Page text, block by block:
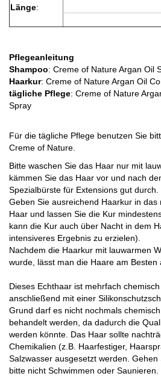
Länge:
Pflegeanleitung
Shampoo: Creme of Nature Argan Oil
Haarkur: Creme of Nature Argan Oil
tägliche Pflege: Creme of Nature
Spray
Für die tägliche Pflege benutzen Sie
Creme of Nature.
Bitte waschen Sie das Haar nur mit
kämmen Sie das Haar vor und nach
Spezialbürste für Extensions gut durch.
Geben Sie ausreichend Haarkur in
Haar und lassen Sie die Kur
kann die Kur auch über Nacht in dem
intensiveres Ergebnis zu erzielen).
Nachdem die Haarkur mit lauwarmen
wurde, lässt man die Haare am Besten
Dieses Echthaar ist mehrfach
anschließend mit einer
Grund darf es nicht nochmals
behandelt werden, da dadurch die
werden könnte. Das Haar sollte
Chemikalien (z.B. Haarfestiger,
Salzwasser ausgesetzt werden.
bitte nicht Schwimmen oder Saunieren.